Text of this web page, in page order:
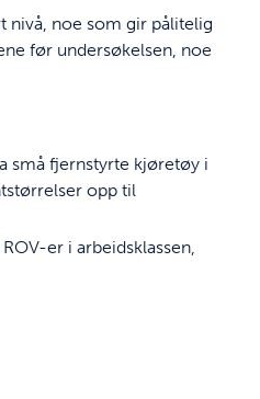
nivå, noe som gir pålitelig
før undersøkelsen, noe
små fjernstyrte kjøretøy i
opp til
er i arbeidsklassen,